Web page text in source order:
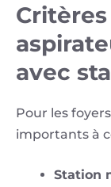
avec
Pour les
importants à
Station